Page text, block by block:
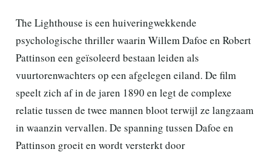
The Lighthouse is een huiveringwekkende
psychologische thriller waarin Willem Dafoe en Robert
Pattinson een geïsoleerd bestaan leiden als
vuurtorenwachters op een afgelegen eiland. De film
speelt zich af in de jaren 1890 en legt de complexe
relatie tussen de twee mannen bloot terwijl ze langzaam
in waanzin vervallen. De spanning tussen Dafoe en
Pattinson groeit en wordt versterkt door